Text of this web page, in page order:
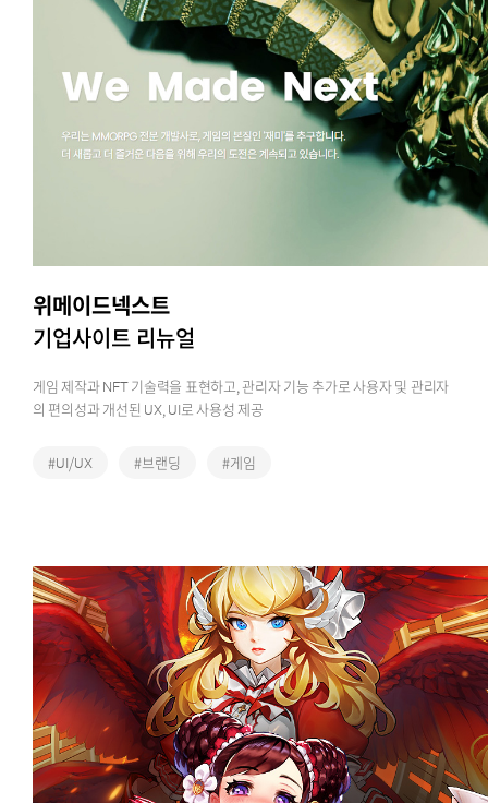
위메이드넥스트
기업사이트 리뉴얼
게임 제작과 NFT 기술력을 표현하고, 관리자 기능 추가로 사용자 및 관리자
의 편의성과 개선된 UX, UI로 사용성 제공
#UI/UX #브랜딩 #게임